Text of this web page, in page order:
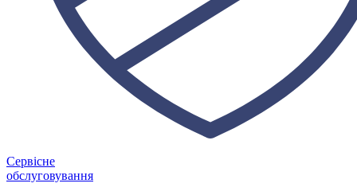
Сервісне
обслуговування